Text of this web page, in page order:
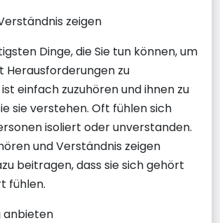
zeigen
Dinge, die Sie tun können, um
Herausforderungen zu
einfach zuzuhören und ihnen zu
sie verstehen. Oft fühlen sich
isoliert oder unverstanden.
und Verständnis zeigen
beitragen, dass sie sich gehört
fühlen.
anbieten